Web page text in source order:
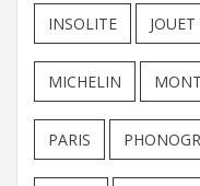
INSOLITE JOUET
MICHELIN
PARIS